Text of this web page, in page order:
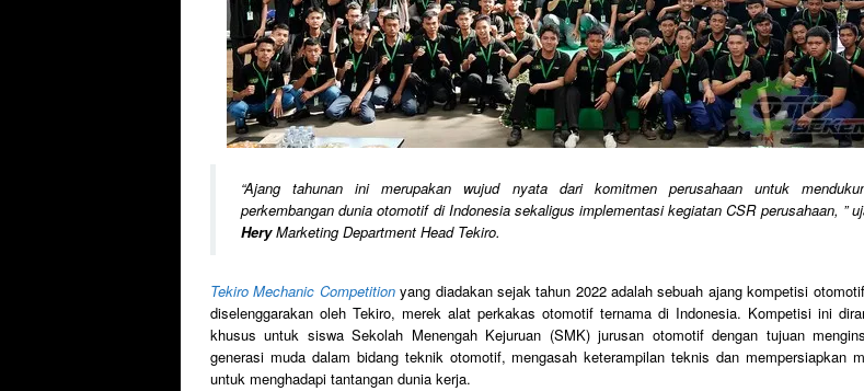
“Ajang tahunan ini merupakan wujud nyata dari komitmen perusahaan untuk
perkembangan dunia otomotif di Indonesia sekaligus implementasi kegiatan CSR perusahaan, ”
HeryMarketing Department Head Tekiro.
Tekiro Mechanic Competitionyang diadakan sejak tahun 2022 adalah sebuah ajang kompetisi
diselenggarakan oleh Tekiro, merek alat perkakas otomotif ternama di Indonesia. Kompetisi ini
khusus untuk siswa Sekolah Menengah Kejuruan (SMK) jurusan otomotif dengan tujuan
generasi muda dalam bidang teknik otomotif, mengasah keterampilan teknis dan mempersiapkan
untuk menghadapi tantangan dunia kerja.